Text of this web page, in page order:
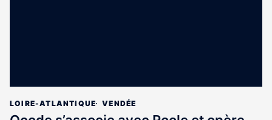
LOIRE-ATLANTIQUE VENDÉE